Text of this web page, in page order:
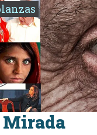
Mirada